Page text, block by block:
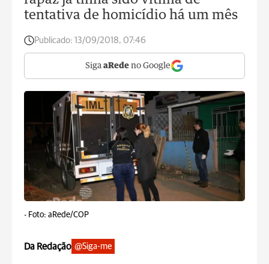
tentativa de homicídio há um mês
Publicado: 13/09/2018, 07:46
Siga aRede no Google
- Foto: aRede/COP
Da Redação @Siga-me